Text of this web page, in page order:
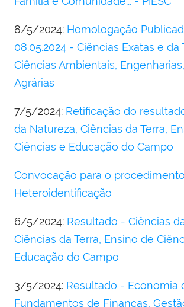
8/5/2024: Homologação
08.05.2024 - Ciências Exatas e da
Ciências Ambientais,
Agrárias
7/5/2024: Retificação do
da Natureza, Ciências da Terra,
Ciências e Educação do Campo
Convocação para o
Heteroidentificação
6/5/2024: Resultado - Ciências
Ciências da Terra, Ensino de
Educação do Campo
3/5/2024: Resultado - Economia
Fundamentos de Finanças,